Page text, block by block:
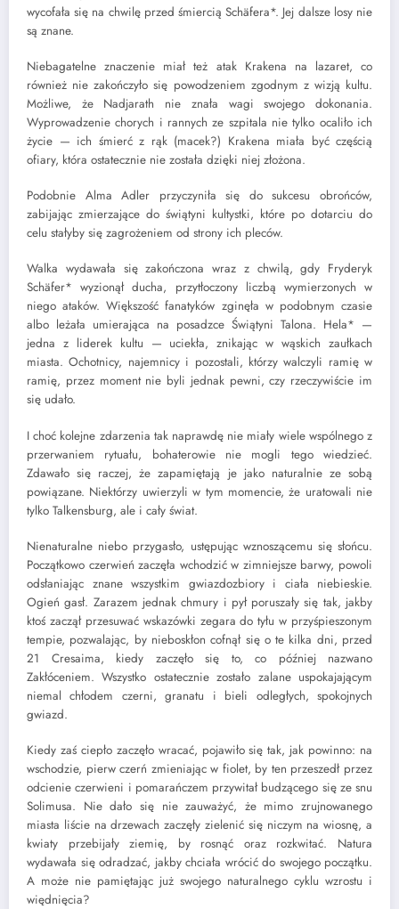
wycofała się na chwilę przed śmiercią Schäfera*. Jej dalsze losy nie
są znane.
Niebagatelne znaczenie miał też atak Krakena na lazaret, co
również nie zakończyło się powodzeniem zgodnym z wizją kultu.
Możliwe, że Nadjarath nie znała wagi swojego dokonania.
Wyprowadzenie chorych i rannych ze szpitala nie tylko ocaliło ich
życie — ich śmierć z rąk (macek?) Krakena miała być częścią
ofiary, która ostatecznie nie została dzięki niej złożona.
Podobnie Alma Adler przyczyniła się do sukcesu obrońców,
zabijając zmierzające do świątyni kultystki, które po dotarciu do
celu stałyby się zagrożeniem od strony ich pleców.
Walka wydawała się zakończona wraz z chwilą, gdy Fryderyk
Schäfer* wyzionął ducha, przytłoczony liczbą wymierzonych w
niego ataków. Większość fanatyków zginęła w podobnym czasie
albo leżała umierająca na posadzce Świątyni Talona. Hela* —
jedna z liderek kultu — uciekła, znikając w wąskich zaułkach
miasta. Ochotnicy, najemnicy i pozostali, którzy walczyli ramię w
ramię, przez moment nie byli jednak pewni, czy rzeczywiście im
się udało.
I choć kolejne zdarzenia tak naprawdę nie miały wiele wspólnego z
przerwaniem rytuału, bohaterowie nie mogli tego wiedzieć.
Zdawało się raczej, że zapamiętają je jako naturalnie ze sobą
powiązane. Niektórzy uwierzyli w tym momencie, że uratowali nie
tylko Talkensburg, ale i cały świat.
Nienaturalne niebo przygasło, ustępując wznoszącemu się słońcu.
Początkowo czerwień zaczęła wchodzić w zimniejsze barwy, powoli
odsłaniając znane wszystkim gwiazdozbiory i ciała niebieskie.
Ogień gasł. Zarazem jednak chmury i pył poruszały się tak, jakby
ktoś zaczął przesuwać wskazówki zegara do tyłu w przyśpieszonym
tempie, pozwalając, by nieboskłon cofnął się o te kilka dni, przed
21 Cresaima, kiedy zaczęło się to, co później nazwano
Zakłóceniem. Wszystko ostatecznie zostało zalane uspokajającym
niemal chłodem czerni, granatu i bieli odległych, spokojnych
gwiazd.
Kiedy zaś ciepło zaczęło wracać, pojawiło się tak, jak powinno: na
wschodzie, pierw czerń zmieniając w fiolet, by ten przeszedł przez
odcienie czerwieni i pomarańczem przywitał budzącego się ze snu
Solimusa. Nie dało się nie zauważyć, że mimo zrujnowanego
miasta liście na drzewach zaczęły zielenić się niczym na wiosnę, a
kwiaty przebijały ziemię, by rosnąć oraz rozkwitać. Natura
wydawała się odradzać, jakby chciała wrócić do swojego początku.
A może nie pamiętając już swojego naturalnego cyklu wzrostu i
więdnięcia?